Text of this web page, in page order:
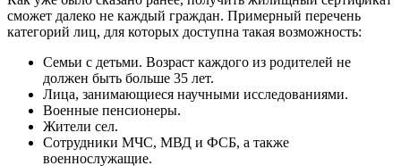
сможет далеко не каждый граждан. Примерный перечень
категорий лиц, для которых доступна такая возможность:
Семьи с детьми. Возраст каждого из родителей не
должен быть больше 35 лет.
Лица, занимающиеся научными исследованиями.
Военные пенсионеры.
Жители сел.
Сотрудники МЧС, МВД и ФСБ, а также
военнослужащие.